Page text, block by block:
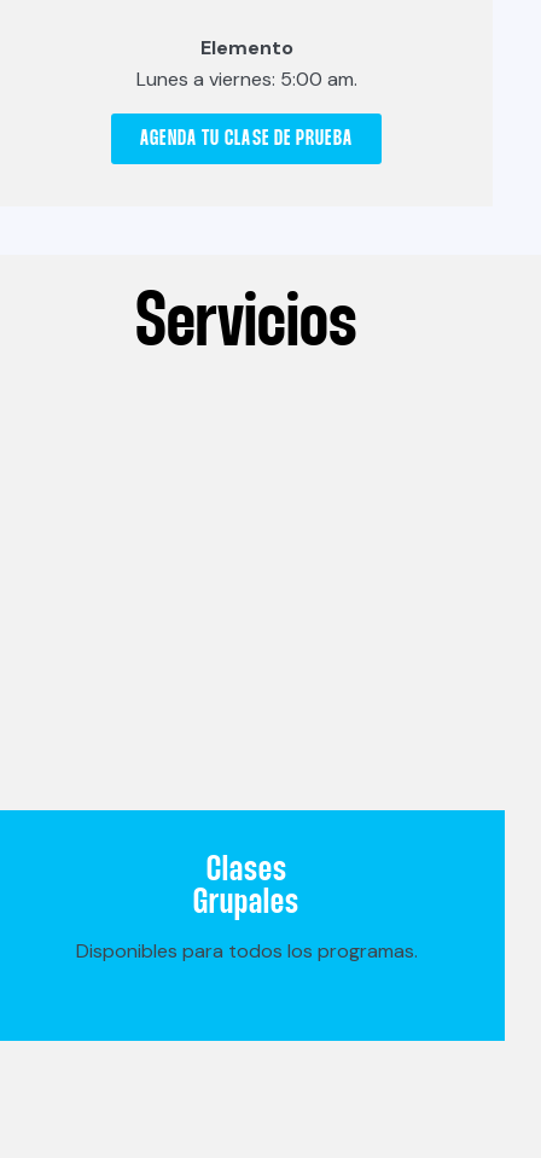
Elemento
Lunes a viernes: 5:00 am.
AGENDA TU CLASE DE PRUEBA
Servicios
Clases
Grupales
Disponibles para todos los programas.